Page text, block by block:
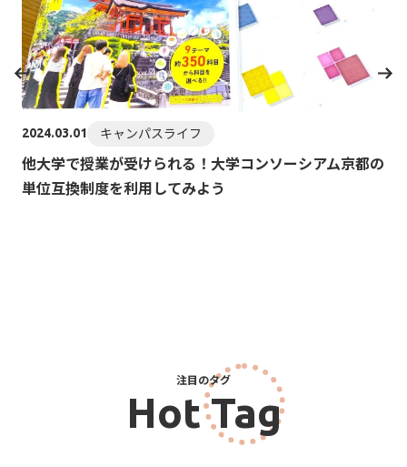
2024.03.01 キャンパスライフ
他大学で授業が受けられる！⼤学コンソーシアム京都の
単位互換制度を利用してみよう
注目のタグ
Hot Tag